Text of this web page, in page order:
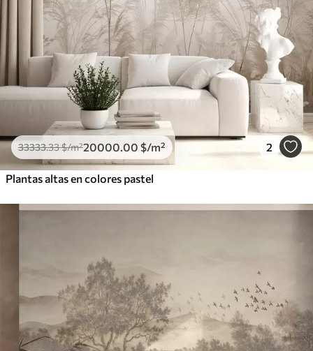
33333.33$/m²20000 .00 $/m² 2
Plantas altas en colores pastel